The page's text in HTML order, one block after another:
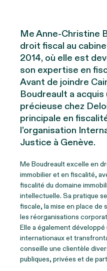
Me Anne-Christine
droit fiscal au
2014, où elle est
son expertise en
Avant de joindre
Boudreault a
précieuse chez
principale en
l’organisation
Justice à Genève.
Me Boudreault excelle en
immobilier et en fiscalité,
fiscalité du domaine
intellectuelle. Sa pratique
fiscale, la mise en place de
les réorganisations
Elle a également
internationaux et
conseille une clientèle
publiques, privées et de